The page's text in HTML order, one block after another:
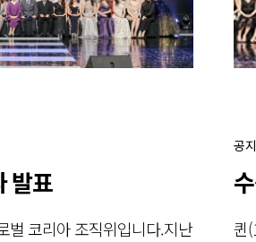
발표
벌 코리아 조직위입니다.지난
공
퀸